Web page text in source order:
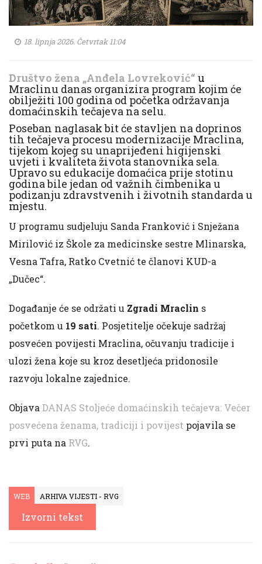
18. lipnja 2026. Četvrtak 11:04
Društvo žena „Anđela Lovreković“ u
Mraclinu danas organizira program kojim će
obilježiti 100 godina od početka održavanja
domaćinskih tečajeva na selu.
Poseban naglasak bit će stavljen na doprinos
tih tečajeva procesu modernizacije Mraclina,
tijekom kojeg su unaprijeđeni higijenski
uvjeti i kvaliteta života stanovnika sela.
Upravo su edukacije domaćica prije stotinu
godina bile jedan od važnih čimbenika u
podizanju zdravstvenih i životnih standarda u
mjestu.
U programu sudjeluju Sanda Franković i Snježana
Mirilović iz Škole za medicinske sestre Mlinarska,
Vesna Tafra, Ratko Cvetnić te članovi KUD-a
„Dučec“.
Događanje će se održati u Zgradi Mraclin s
početkom u 19 sati. Posjetitelje očekuje sadržaj
posvećen povijesti Mraclina, očuvanju tradicije i
ulozi žena koje su kroz desetljeća pridonosile
razvoju lokalne zajednice.
Objava DANAS Stoljeće domaćinskih tečajeva: Večer
posvećena ženama, tradiciji i povijest pojavila se
prvi puta na RVG.
WEB ARHIVA VIJESTI - RVG
Izvorni tekst